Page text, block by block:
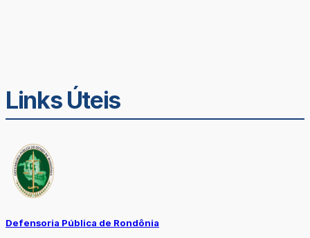
Links Úteis
Defensoria Pública de Rondônia